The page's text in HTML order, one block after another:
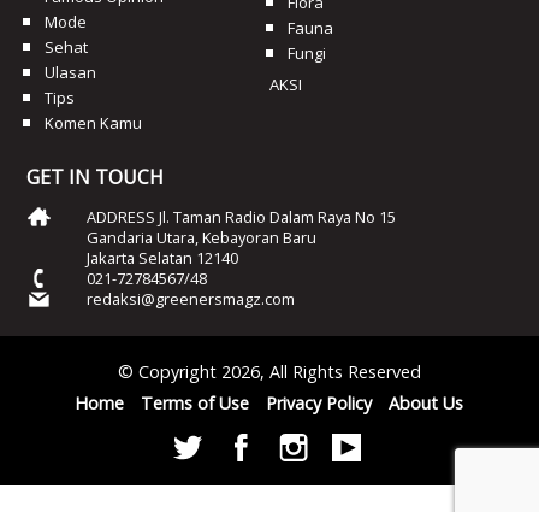
Mode
Sehat
Ulasan
Tips
Komen Kamu
Fauna
Fungi
AKSI
GET IN TOUCH
ADDRESS Jl. Taman Radio Dalam Raya No 15
Gandaria Utara, Kebayoran Baru
Jakarta Selatan 12140
021-72784567/48
redaksi@greenersmagz.com
© Copyright 2026, All Rights Reserved
Home
Terms of Use Privacy Policy About Us